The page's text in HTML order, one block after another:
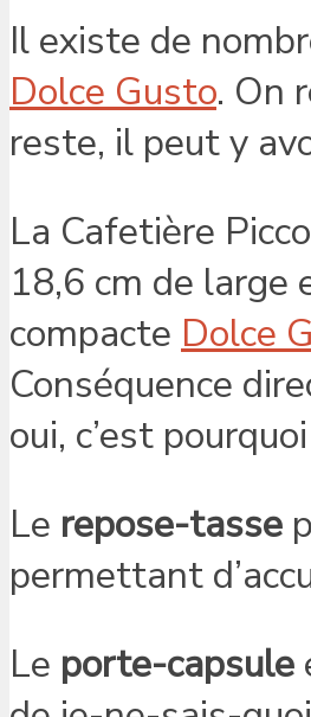
Il existe de
Dolce Gusto. On
reste, il peut y
La Cafetière
18,6 cm de large
compacte Dolce
Conséquence
oui, c’est
Le repose-tasse
permettant
Le porte-capsule